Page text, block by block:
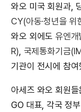
와오 미국 회원과,
CY(아동·청년을 위
와오 외에도 유엔
R) 국제통화기금
기관이 전시에 참여
아세즈 와오 회원
GO 대표, 각국 정